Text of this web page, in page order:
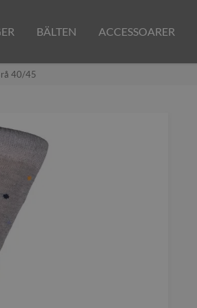
BÄLTEN ACCESSOARER
40/45